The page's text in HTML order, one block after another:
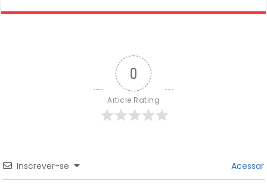
0
Article Rating
Inscrever-se Acessar